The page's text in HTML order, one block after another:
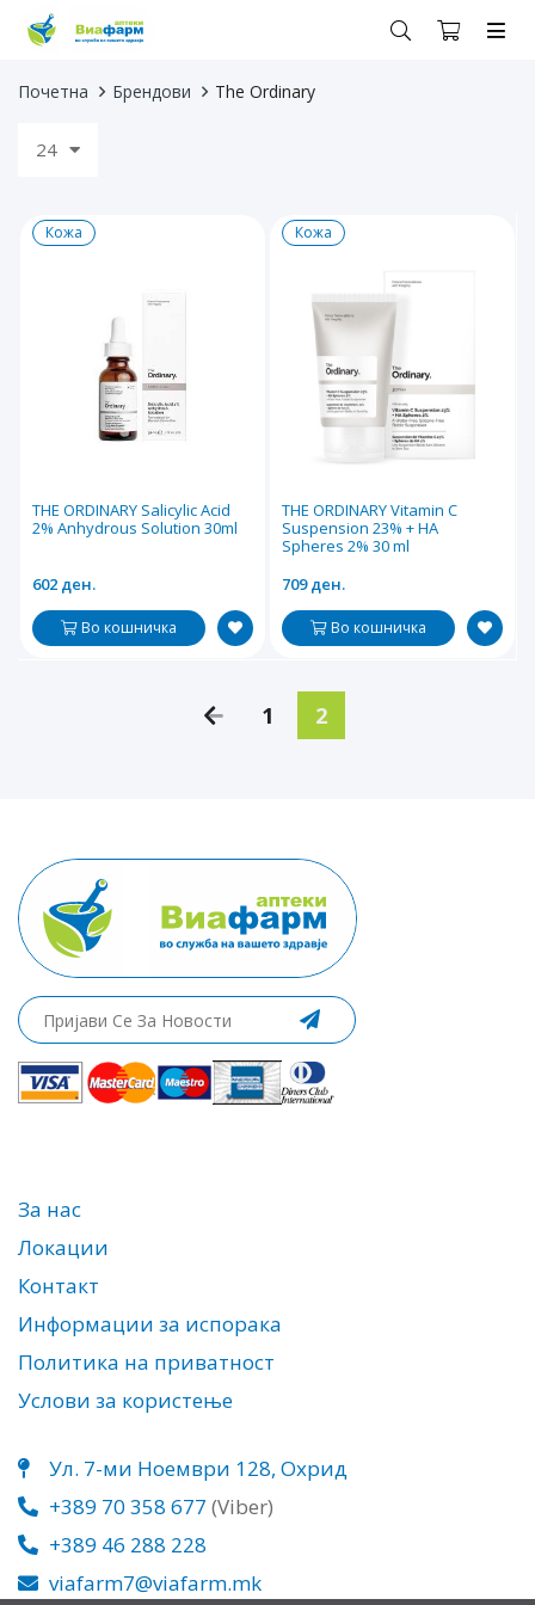
Почетна Брендови The Ordinary
24
Кожа
THE ORDINARY Salicylic Acid
2% Anhydrous Solution 30ml
602 ден.
Во кошничка
Кожа
THE ORDINARY Vitamin C
Suspension 23% + HA
Spheres 2% 30 ml
709 ден.
Во кошничка
1 2
За нас
Локации
Контакт
Информации за испорака
Политика на приватност
Услови за користење
Ул. 7-ми Ноември 128, Охрид
+389 70 358 677 (Viber)
+389 46 288 228
viafarm7@viafarm.mk